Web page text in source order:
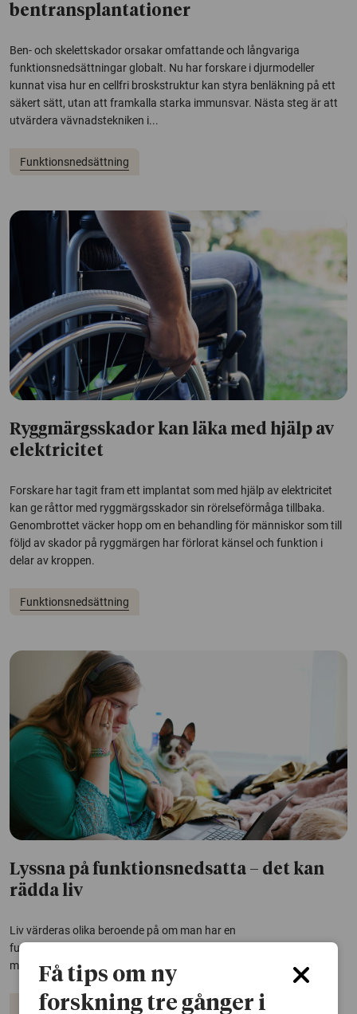
bentransplantationer
Ben- och skelettskador orsakar omfattande och långvariga
funktionsnedsättningar globalt. Nu har forskare i djurmodeller
kunnat visa hur en cellfri broskstruktur kan styra benläkning på ett
säkert sätt, utan att framkalla starka immunsvar. Nästa steg är att
utvärdera vävnadstekniken i...
Funktionsnedsättning
Ryggmärgsskador kan läka med hjälp av
elektricitet
Forskare har tagit fram ett implantat som med hjälp av elektricitet
kan ge råttor med ryggmärgsskador sin rörelseförmåga tillbaka.
Genombrottet väcker hopp om en behandling för människor som till
följd av skador på ryggmärgen har förlorat känsel och funktion i
delar av kroppen.
Funktionsnedsättning
Lyssna på funktionsnedsatta – det kan
rädda liv
Liv värderas olika beroende på om man har en
funktionsnedsättning. Rätten att få göra sin röst hörd kan till och
med vara en fråga om liv och död, visar forskning.
Funktionsnedsättning Vård och omsorg
Få tips om ny
forskning tre gånger i